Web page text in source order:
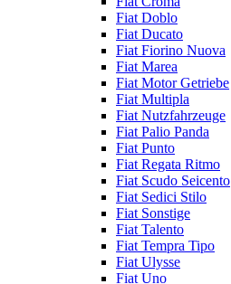
Fiat Doblo
Fiat Ducato
Fiat Fiorino Nuova
Fiat Marea
Fiat Motor Getriebe
Fiat Multipla
Fiat Nutzfahrzeuge
Fiat Palio Panda
Fiat Punto
Fiat Regata Ritmo
Fiat Scudo Seicento
Fiat Sedici Stilo
Fiat Sonstige
Fiat Talento
Fiat Tempra Tipo
Fiat Ulysse
Fiat Uno